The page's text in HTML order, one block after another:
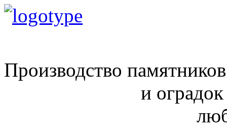
Производство памятников
и оградок
любой